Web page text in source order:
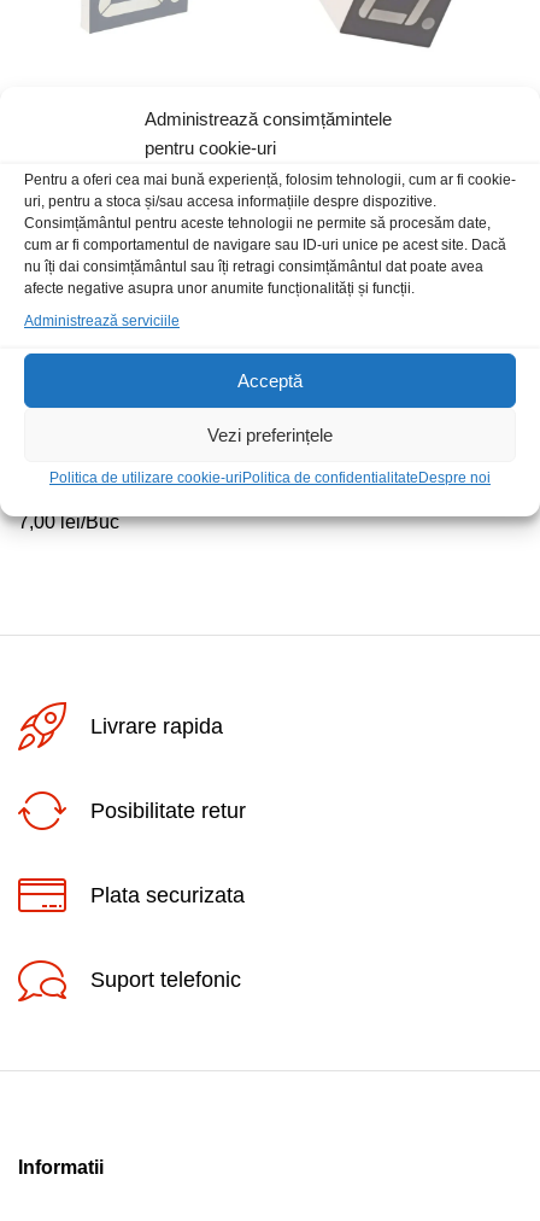
Administrează consimțămintele
pentru cookie-uri
Pentru a oferi cea mai bună experiență, folosim tehnologii, cum ar fi cookie-
uri, pentru a stoca și/sau accesa informațiile despre dispozitive.
Consimțământul pentru aceste tehnologii ne permite să procesăm date,
cum ar fi comportamentul de navigare sau ID-uri unice pe acest site. Dacă
nu îți dai consimțământul sau îți retragi consimțământul dat poate avea
afecte negative asupra unor anumite funcționalități și funcții.
Administrează serviciile
Acceptă
Vezi preferințele
Politica de utilizare cookie-uri Politica de confidentialitate Despre noi
12.6x19x7mm
Afisaj 3digiti LED rosu cc
19x38mm
7,00lei/Buc
Monitor 4.3″ bord auto
Livrare rapida
Posibilitate retur
Plata securizata
Suport telefonic
Informatii